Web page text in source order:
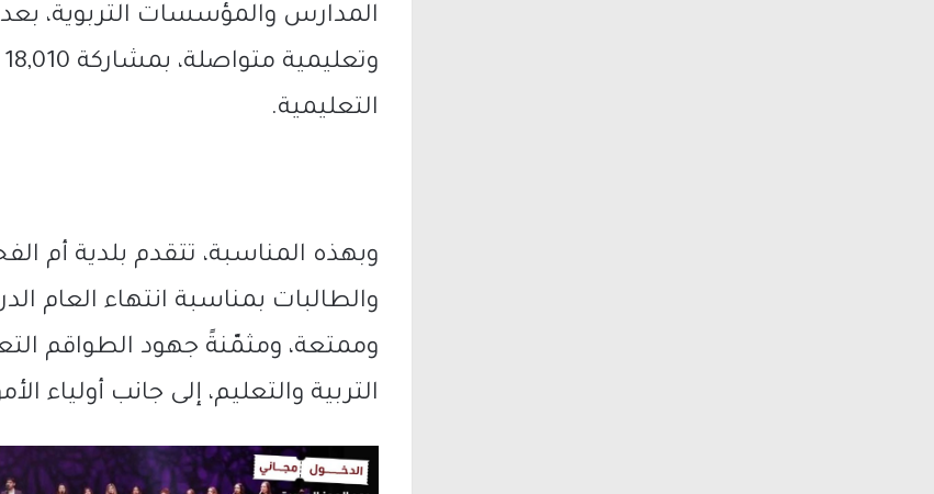
المدارس والمؤسسات التربوية،
التعليمية.
وبهذه المناسبة، تتقدم بلدية أم
والطالبات بمناسبة انتهاء العام
وممتعة، ومثمّنةً جهود الطواقم
التربية والتعليم، إلى جانب أولياء